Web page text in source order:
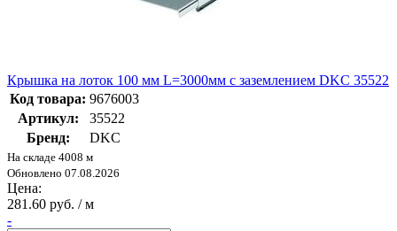
Крышка на лоток 100 мм L=3000мм с заземлением DKC 35522
Код товара: 9676003
Артикул:
35522
Бренд:
DKC
На складе 4008 м
Обновлено 07.08.2026
Цена:
281.60 руб. / м
-